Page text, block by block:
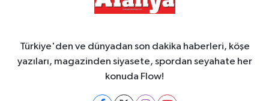
Türkiye'den ve dünyadan son dakika haberleri, köşe
yazıları, magazinden siyasete, spordan seyahate her
konuda Flow!